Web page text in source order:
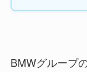
BMWグループ